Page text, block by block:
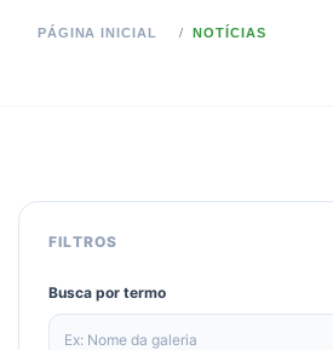
PÁGINA INICIAL NOTÍCIAS
FILTROS
Busca por termo